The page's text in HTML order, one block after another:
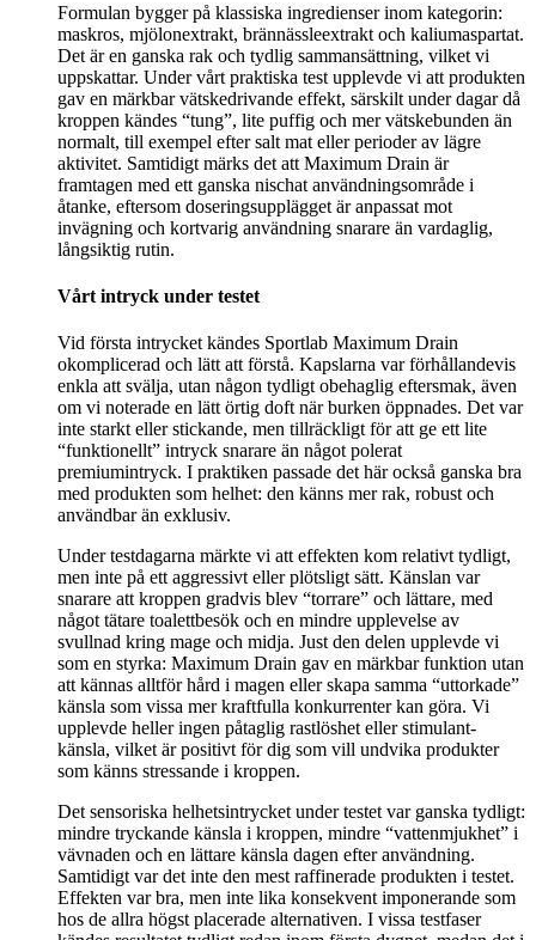
Formulan bygger på klassiska ingredienser inom kategorin:
maskros, mjölonextrakt, brännässleextrakt och kaliumaspartat.
Det är en ganska rak och tydlig sammansättning, vilket vi
uppskattar. Under vårt praktiska test upplevde vi att produkten
gav en märkbar vätskedrivande effekt, särskilt under dagar då
kroppen kändes “tung”, lite puffig och mer vätskebunden än
normalt, till exempel efter salt mat eller perioder av lägre
aktivitet. Samtidigt märks det att Maximum Drain är
framtagen med ett ganska nischat användningsområde i
åtanke, eftersom doseringsupplägget är anpassat mot
invägning och kortvarig användning snarare än vardaglig,
långsiktig rutin.
Vårt intryck under testet
Vid första intrycket kändes Sportlab Maximum Drain
okomplicerad och lätt att förstå. Kapslarna var förhållandevis
enkla att svälja, utan någon tydligt obehaglig eftersmak, även
om vi noterade en lätt örtig doft när burken öppnades. Det var
inte starkt eller stickande, men tillräckligt för att ge ett lite
“funktionellt” intryck snarare än något polerat
premiumintryck. I praktiken passade det här också ganska bra
med produkten som helhet: den känns mer rak, robust och
användbar än exklusiv.
Under testdagarna märkte vi att effekten kom relativt tydligt,
men inte på ett aggressivt eller plötsligt sätt. Känslan var
snarare att kroppen gradvis blev “torrare” och lättare, med
något tätare toalettbesök och en mindre upplevelse av
svullnad kring mage och midja. Just den delen upplevde vi
som en styrka: Maximum Drain gav en märkbar funktion utan
att kännas alltför hård i magen eller skapa samma “uttorkade”
känsla som vissa mer kraftfulla konkurrenter kan göra. Vi
upplevde heller ingen påtaglig rastlöshet eller stimulant-
känsla, vilket är positivt för dig som vill undvika produkter
som känns stressande i kroppen.
Det sensoriska helhetsintrycket under testet var ganska tydligt:
mindre tryckande känsla i kroppen, mindre “vattenmjukhet” i
vävnaden och en lättare känsla dagen efter användning.
Samtidigt var det inte den mest raffinerade produkten i testet.
Effekten var bra, men inte lika konsekvent imponerande som
hos de allra högst placerade alternativen. I vissa testfaser